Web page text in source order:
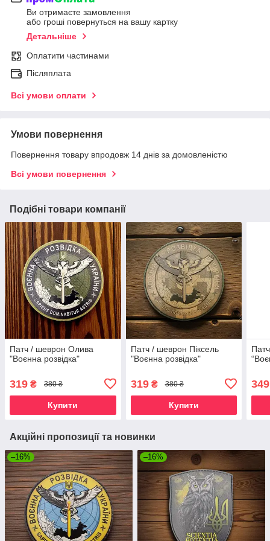
Ви отримаєте замовлення
або гроші повернуться на вашу картку
Детальніше
Оплатити частинами
Післяплата
Всі умови оплати
Умови повернення
Повернення товару впродовж 14 днів за домовленістю
Всі умови повернення
Подібні товари компанії
Патч / шеврон Олива
"Воєнна розвідка"
319 ₴ 380 ₴
Купити
Патч / шеврон Піксель
"Воєнна розвідка"
319₴ 380 ₴
Купити
349
Акційні пропозиції та новинки
–16% –16%